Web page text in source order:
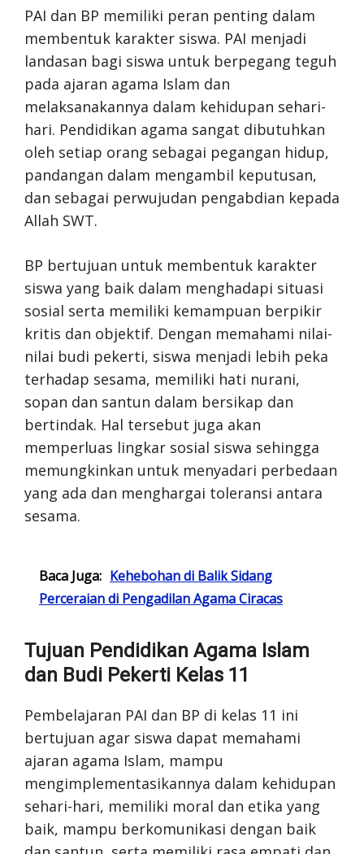
PAI dan BP memiliki peran penting dalam
membentuk karakter siswa. PAI menjadi
landasan bagi siswa untuk berpegang teguh
pada ajaran agama Islam dan
melaksanakannya dalam kehidupan sehari-
hari. Pendidikan agama sangat dibutuhkan
oleh setiap orang sebagai pegangan hidup,
pandangan dalam mengambil keputusan,
dan sebagai perwujudan pengabdian kepada
Allah SWT.
BP bertujuan untuk membentuk karakter
siswa yang baik dalam menghadapi situasi
sosial serta memiliki kemampuan berpikir
kritis dan objektif. Dengan memahami nilai-
nilai budi pekerti, siswa menjadi lebih peka
terhadap sesama, memiliki hati nurani,
sopan dan santun dalam bersikap dan
bertindak. Hal tersebut juga akan
memperluas lingkar sosial siswa sehingga
memungkinkan untuk menyadari perbedaan
yang ada dan menghargai toleransi antara
sesama.
Baca Juga: Kehebohan di Balik Sidang
Perceraian di Pengadilan Agama Ciracas
Tujuan Pendidikan Agama Islam
dan Budi Pekerti Kelas 11
Pembelajaran PAI dan BP di kelas 11 ini
bertujuan agar siswa dapat memahami
ajaran agama Islam, mampu
mengimplementasikannya dalam kehidupan
sehari-hari, memiliki moral dan etika yang
baik, mampu berkomunikasi dengan baik